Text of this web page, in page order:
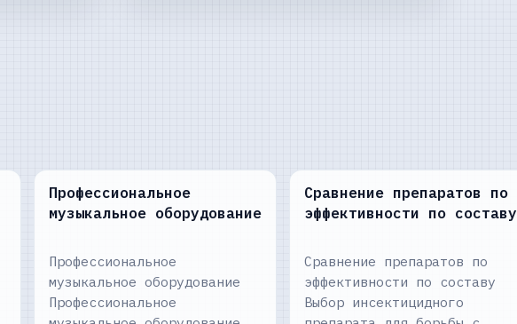
Профессиональное
музыкальное оборудование
Профессиональное
музыкальное оборудование
Профессиональное
Сравнение препаратов по
эффективности по составу
Сравнение препаратов по
эффективности по составу
Выбор инсектицидного